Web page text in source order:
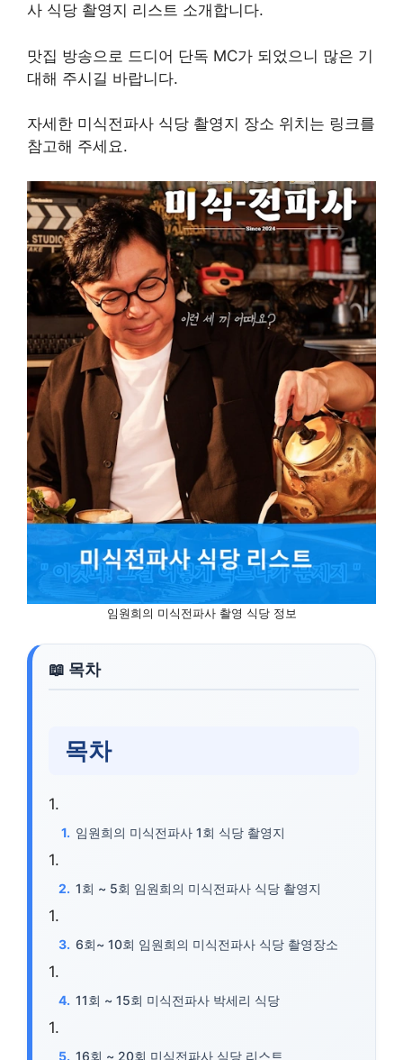
사 식당 촬영지 리스트 소개합니다.
맛집 방송으로 드디어 단독 MC가 되었으니 많은 기
대해 주시길 바랍니다.
자세한 미식전파사 식당 촬영지 장소 위치는 링크를
참고해 주세요.
임원희의 미식전파사 촬영 식당 정보
목차
임원희의 미식전파사 1회 식당 촬영지
1회 ~ 5회 임원희의 미식전파사 식당 촬영지
6회~ 10회 임원희의 미식전파사 식당 촬영장소
11회 ~ 15회 미식전파사 박세리 식당
16회 ~ 20회 미식전파사 식당 리스트